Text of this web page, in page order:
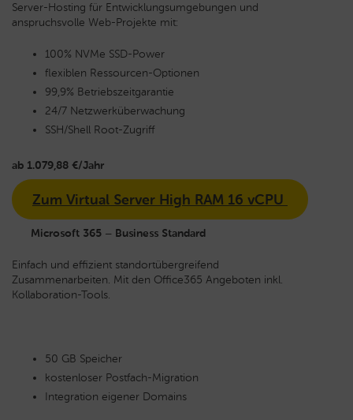
Server-Hosting für Entwicklungsumgebungen und
anspruchsvolle Web-Projekte mit:
100% NVMe SSD-Power
flexiblen Ressourcen-Optionen
99,9% Betriebszeitgarantie
24/7 Netzwerküberwachung
SSH/Shell Root-Zugriff
ab 1.079,88 €/Jahr
Zum Virtual Server High RAM 16 vCPU
Microsoft 365 – Business Standard
Einfach und effizient standortübergreifend
Zusammenarbeiten. Mit den Office365 Angeboten inkl.
Kollaboration-Tools.
50 GB Speicher
kostenloser Postfach-Migration
Integration eigener Domains